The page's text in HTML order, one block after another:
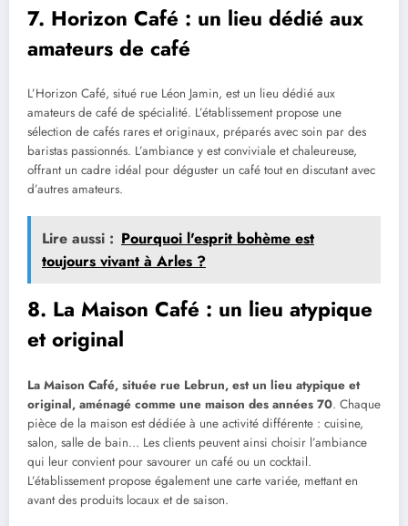
7. Horizon Café : un lieu dédié aux
amateurs de café
L’Horizon Café, situé rue Léon Jamin, est un lieu dédié aux
amateurs de café de spécialité. L’établissement propose une
sélection de cafés rares et originaux, préparés avec soin par des
baristas passionnés. L’ambiance y est conviviale et chaleureuse,
offrant un cadre idéal pour déguster un café tout en discutant avec
d’autres amateurs.
Lire aussi : Pourquoi l'esprit bohème est
toujours vivant à Arles ?
8. La Maison Café : un lieu atypique
et original
La Maison Café, située rue Lebrun, est un lieu atypique et
original, aménagé comme une maison des années 70. Chaque
pièce de la maison est dédiée à une activité différente : cuisine,
salon, salle de bain… Les clients peuvent ainsi choisir l’ambiance
qui leur convient pour savourer un café ou un cocktail.
L’établissement propose également une carte variée, mettant en
avant des produits locaux et de saison.